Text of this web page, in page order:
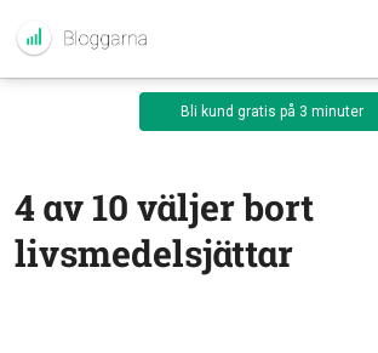
Bli kund gratis på 3 minuter
4 av 10 väljer bort
livsmedelsjättar